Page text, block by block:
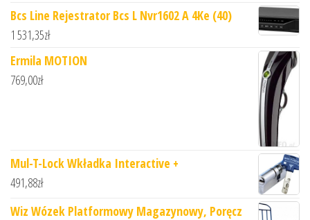
Bcs Line Rejestrator Bcs L Nvr1602 A 4Ke (40)
1 531,35zł
Ermila MOTION
769,00zł
Mul-T-Lock Wkładka Interactive +
491,88zł
Wiz Wózek Platformowy Magazynowy, Poręcz